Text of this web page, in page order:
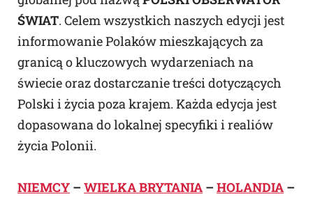
ŚWIAT. Celem wszystkich naszych edycji jest
informowanie Polaków mieszkających za
granicą o kluczowych wydarzeniach na
świecie oraz dostarczanie treści dotyczących
Polski i życia poza krajem. Każda edycja jest
dopasowana do lokalnej specyfiki i realiów
życia Polonii.
NIEMCY – WIELKA BRYTANIA – HOLANDIA –